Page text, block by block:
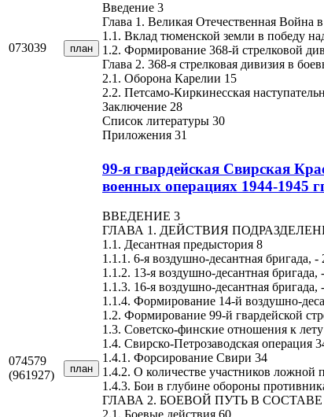
073039 план
Введение 3
Глава 1. Великая Отечественная Война
1.1. Вклад тюменской земли в победу
1.2. Формирование 368-й стрелковой
Глава 2. 368-я стрелковая дивизия в
2.1. Оборона Карелии 15
2.2. Петсамо-Киркинесская
Заключение 28
Список литературы 30
Приложения 31
074579
(961927)
план
99-я гвардейская Свирская
военных операциях 1944-1945
ВВЕДЕНИЕ 3
ГЛАВА 1. ДЕЙСТВИЯ
1.1. Десантная предыстория 8
1.1.1. 6-я воздушно-десантная бригада, -
1.1.2. 13-я воздушно-десантная бригада,
1.1.3. 16-я воздушно-десантная бригада,
1.1.4. Формирование 14-й воздушно-
1.2. Формирование 99-й гвардейской
1.3. Советско-финские отношения к
1.4. Свирско-Петрозаводская операция
1.4.1. Форсирование Свири 34
1.4.2. О количестве участников ложной
1.4.3. Бои в глубине обороны
ГЛАВА 2. БОЕВОЙ ПУТЬ В СОСТАВЕ